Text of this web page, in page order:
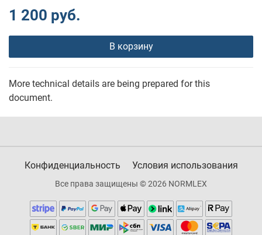
1 200 руб.
В корзину
More technical details are being prepared for this
document.
Конфиденциальность Условия использования
Все права защищены © 2026 NORMLEX